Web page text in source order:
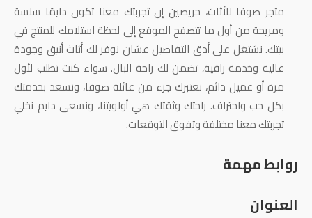
متجر صوفا للأثاث، حريصين إن تجربتك معنا تكون دايمًا سلسة
ومريحة من أول ما تتصفح الموقع إلى لحظة استلامك للمنتج في
بيتك. نشتغل على أدق التفاصيل عشان نوفر لك أثاث أنيق وجودة
عالية وخدمة راقية، تضمن لك راحة البال. سواء كنت تطلب لأول
مرة أو عميل دائم، نعتبرك جزء من عائلة صوفا، ونسعد بخدمتك
بكل حب واحتراف. راحتك وثقتك هي أولويتنا، ونسعى دايم نخلي
تجربتك معنا مختلفة وتفوق التوقعات.
روابط مهمة
العنوان